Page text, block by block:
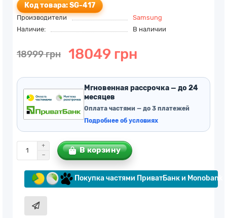
Код товара: SG-417
Производители
Samsung
Наличие:
В наличии
18999 грн 18049 грн
Мгновенная рассрочка — до 24
месяцев
Оплата частями — до 3 платежей
Подробнее об условиях
В корзину
Покупка частями ПриватБанк и Monobank